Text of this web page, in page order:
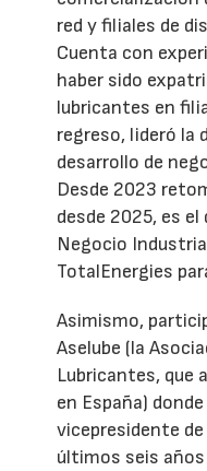
red y filiales de
Cuenta con
haber sido
lubricantes en
regreso, lideró la
desarrollo de
Desde 2023
desde 2025, es
Negocio
TotalEnergies
Asimismo,
Aselube (la
Lubricantes, que
en España)
vicepresidente
últimos seis